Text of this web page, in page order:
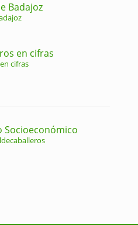
Badajoz
en cifras
cifras
Socioeconómico